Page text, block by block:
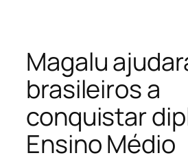
Magalu
brasileiros a
conquistar
Ensino Médio